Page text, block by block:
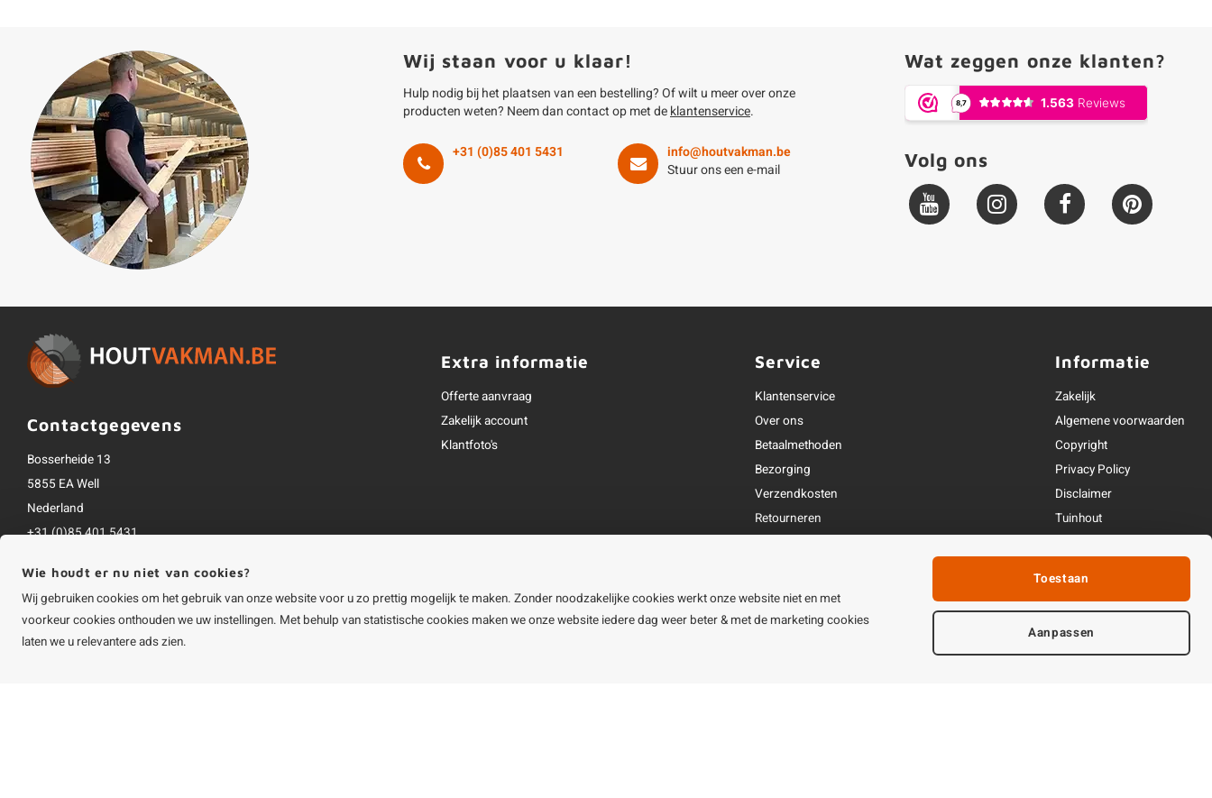
Wij staan voor u klaar!
Hulp nodig bij het plaatsen van een bestelling? Of wilt u meer over onze
producten weten? Neem dan contact op met deklantenservice.
+31 (0)85 401 5431
info@houtvakman.be
Stuur ons een e-mail
Wat zeggen onze klanten?
Volg ons
Contactgegevens
Bosserheide 13
5855 EA Well
Nederland
+31 (0)85 401 5431
Alle bedragen zijn incl. btw
Extra informatie
Offerte aanvraag
Zakelijk account
Klantfoto's
Service
Klantenservice
Over ons
Betaalmethoden
Bezorging
Verzendkosten
Retourneren
Openingstijden & contact
Informatie
Zakelijk
Algemene voorwaarden
Copyright
Privacy Policy
Disclaimer
Tuinhout
Wie houdt er nu niet van cookies?
Wij gebruiken cookies om het gebruik van onze website voor u zo prettig mogelijk te maken. Zonder noodzakelijke cookies werkt onze website niet en met
voorkeur cookies onthouden we uw instellingen. Met behulp van statistische cookies maken we onze website iedere dag weer beter & met de marketing cookies
laten we u relevantere ads zien.
Toestaan
Aanpassen